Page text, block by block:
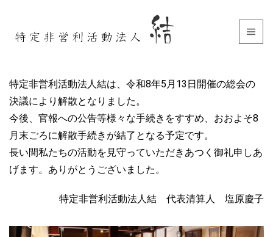
特定非営利活動法人結は、令和8年5月13日開催の総会の
決議により解散となりました。
今後、官報への公告等様々な手続きをすすめ、おおよそ8
月末ごろに解散手続きが結了となる予定です。
長い間私たちの活動を見守っていただきあつく御礼申しあ
げます。ありがとうございました。
特定非営利活動法人結 代表清算人 塩原慶子